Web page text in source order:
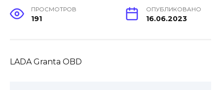
ПРОСМОТРОВ
191
ОПУБЛИКОВАНО
16.06.2023
LADA Granta OBD